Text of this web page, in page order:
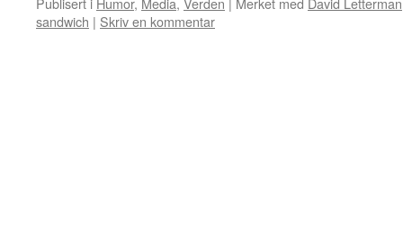
sandwich | Skriv en kommentar